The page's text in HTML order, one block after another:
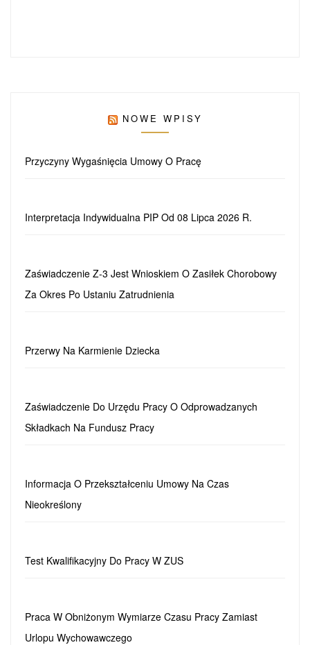
NOWE WPISY
Przyczyny Wygaśnięcia Umowy O Pracę
Interpretacja Indywidualna PIP Od 08 Lipca 2026 R.
Zaświadczenie Z-3 Jest Wnioskiem O Zasiłek Chorobowy
Za Okres Po Ustaniu Zatrudnienia
Przerwy Na Karmienie Dziecka
Zaświadczenie Do Urzędu Pracy O Odprowadzanych
Składkach Na Fundusz Pracy
Informacja O Przekształceniu Umowy Na Czas
Nieokreślony
Test Kwalifikacyjny Do Pracy W ZUS
Praca W Obniżonym Wymiarze Czasu Pracy Zamiast
Urlopu Wychowawczego